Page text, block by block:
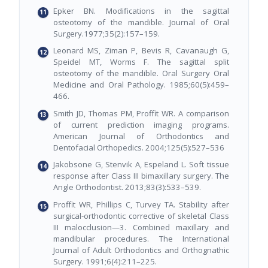
Epker BN. Modifications in the sagittal
osteotomy of the mandible. Journal of Oral
Surgery.1977;35(2):157–159.
Leonard MS, Ziman P, Bevis R, Cavanaugh G,
Speidel MT, Worms F. The sagittal split
osteotomy of the mandible. Oral Surgery Oral
Medicine and Oral Pathology. 1985;60(5):459–
466.
Smith JD, Thomas PM, Proffit WR. A comparison
of current prediction imaging programs.
American Journal of Orthodontics and
Dentofacial Orthopedics. 2004;125(5):527–536
Jakobsone G, Stenvik A, Espeland L. Soft tissue
response after Class III bimaxillary surgery. The
Angle Orthodontist. 2013;83(3):533–539.
Proffit WR, Phillips C, Turvey TA. Stability after
surgical-orthodontic corrective of skeletal Class
III malocclusion—3. Combined maxillary and
mandibular procedures. The International
Journal of Adult Orthodontics and Orthognathic
Surgery. 1991;6(4):211–225.